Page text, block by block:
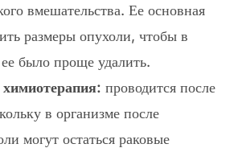
вмешательства. Ее основная
размеры опухоли, чтобы в
было проще удалить.
проводится после
в организме после
могут остаться раковые